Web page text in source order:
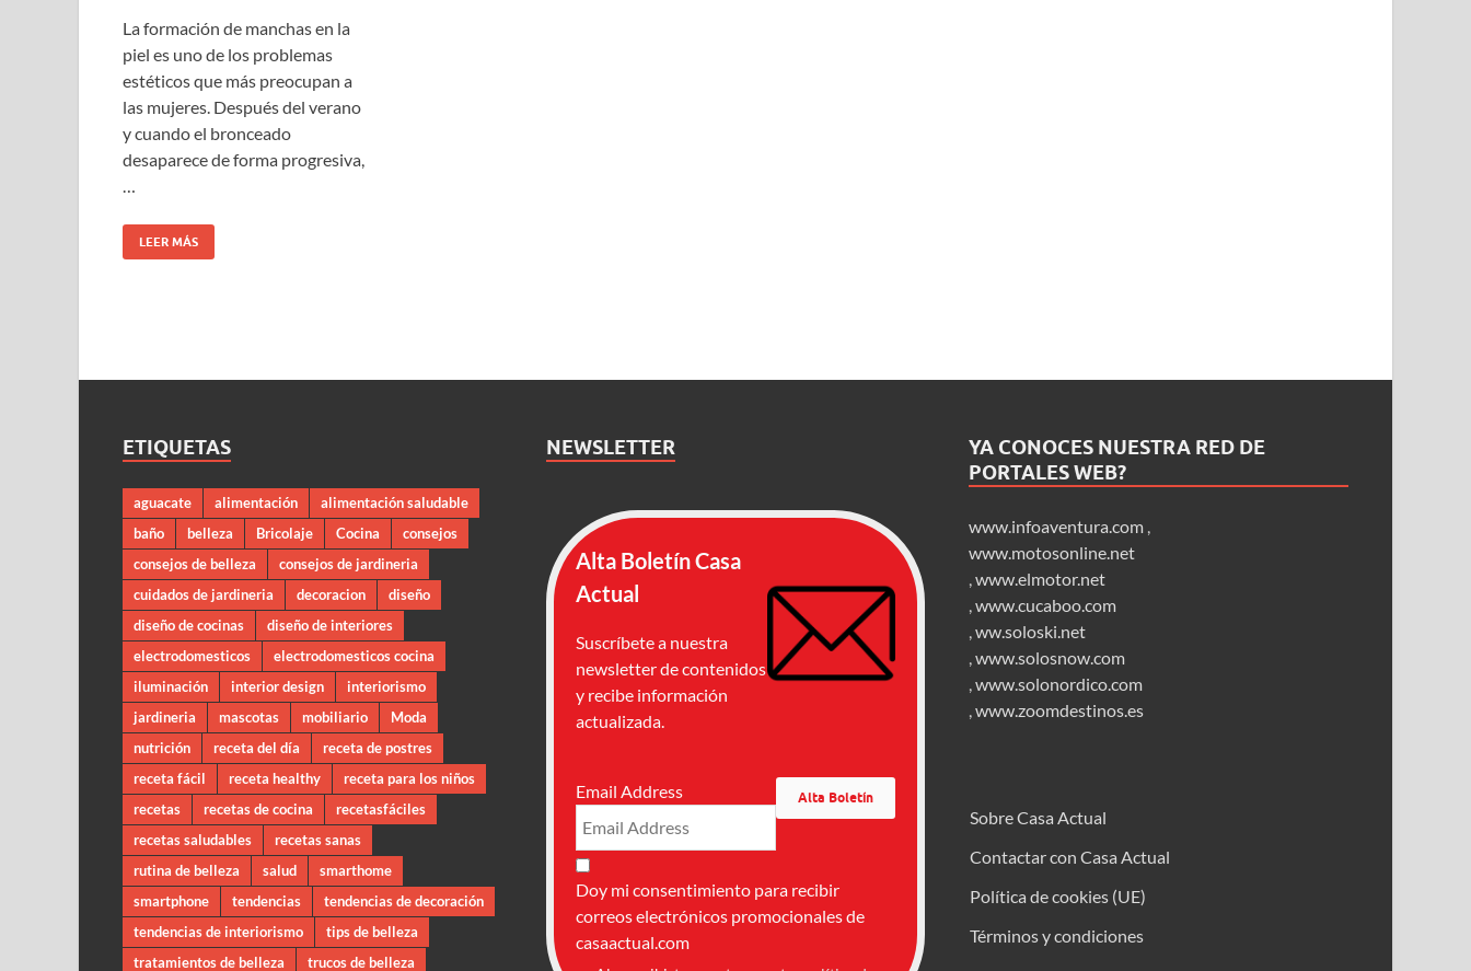
La formación de manchas en la
piel es uno de los problemas
estéticos que más preocupan a
las mujeres. Después del verano
y cuando el bronceado
desaparece de forma progresiva,
LEER MÁS
ETIQUETAS
aguacate alimentación
alimentación saludable
baño
belleza Bricolaje Cocina
consejos
consejos de belleza
consejos de jardineria
cuidados de jardineria
decoracion
diseño
diseño de cocinas
diseño de interiores
electrodomesticos
electrodomesticos cocina
iluminación
interior design
interiorismo
jardineria
mascotas mobiliario
Moda
nutrición
receta del día
receta de postres
receta fácil
receta healthy
receta para los niños
recetas
recetas de cocina
recetasfáciles
recetas saludables
recetas sanas
rutina de belleza
salud
smarthome
smartphone
tendencias
tendencias de decoración
tendencias de interiorismo
tips de belleza
tratamientos de belleza
trucos de belleza
NEWSLETTER
Alta Boletín Casa
Actual
Suscríbete a nuestra
newsletter de contenidos
y recibe información
actualizada.
Email Address
Doy mi consentimiento para recibir
correos electrónicos promocionales de
casaactual.com
YA CONOCES NUESTRA RED DE
PORTALES WEB?
www.infoaventura.com
www.motosonline.net
,www.elmotor.net
,www.cucaboo.com
,ww.soloski.net
,www.solosnow.com
,www.solonordico.com
,www.zoomdestinos.es
Sobre Casa Actual
Contactar con Casa Actual
Política de cookies (UE)
Términos y condiciones